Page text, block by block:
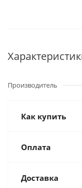
Производитель
Как купить
Оплата
Доставка